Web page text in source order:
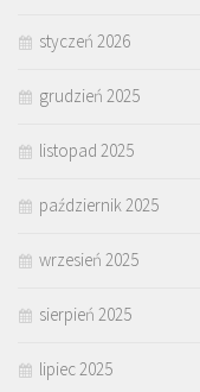
styczeń 2026
grudzień 2025
listopad 2025
październik 2025
wrzesień 2025
sierpień 2025
lipiec 2025